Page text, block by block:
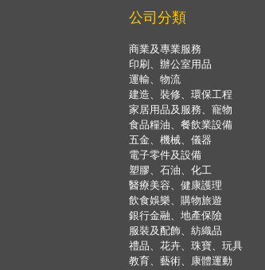
公司分類
商業及專業服務
印刷、辦公室用品
運輸、物流
建造、裝修、環保工程
家居用品及服務、寵物
食品糧油、餐飲業設備
五金、機械、儀器
電子零件及設備
塑膠、石油、化工
醫療美容、健康護理
飲食娛樂、購物旅遊
銀行金融、地產保險
服裝及配飾、紡織品
禮品、花卉、珠寶、玩具
教育、藝術、康體運動